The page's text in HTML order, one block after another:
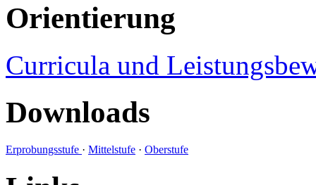
Orientierung
Curricula und
Downloads
Erprobungsstufe · Mittelstufe · Oberstufe